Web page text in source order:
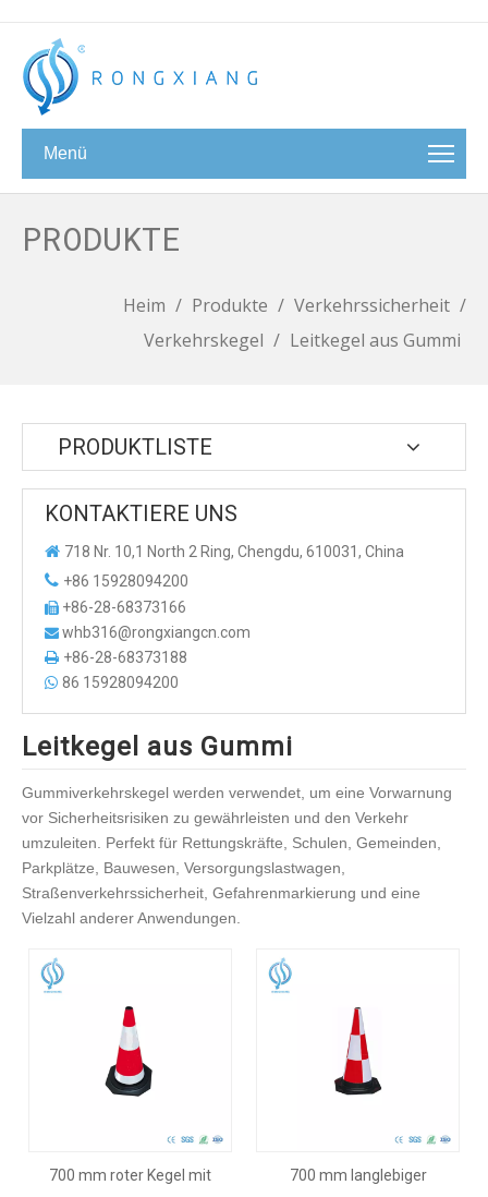
Menü
PRODUKTE
Heim / Produkte / Verkehrssicherheit /
Verkehrskegel / Leitkegel aus Gummi
PRODUKTLISTE
KONTAKTIERE UNS
 718 Nr. 10,1 North 2 Ring, Chengdu, 610031, China
 +86 15928094200
 +86-28-68373166
 whb316@rongxiangcn.com
 +86-28-68373188
 86 15928094200
Leitkegel aus Gummi
Gummiverkehrskegel werden verwendet, um eine Vorwarnung
vor Sicherheitsrisiken zu gewährleisten und den Verkehr
umzuleiten. Perfekt für Rettungskräfte, Schulen, Gemeinden,
Parkplätze, Bauwesen, Versorgungslastwagen,
Straßenverkehrssicherheit, Gefahrenmarkierung und eine
Vielzahl anderer Anwendungen.
700 mm roter Kegel mit
700 mm langlebiger